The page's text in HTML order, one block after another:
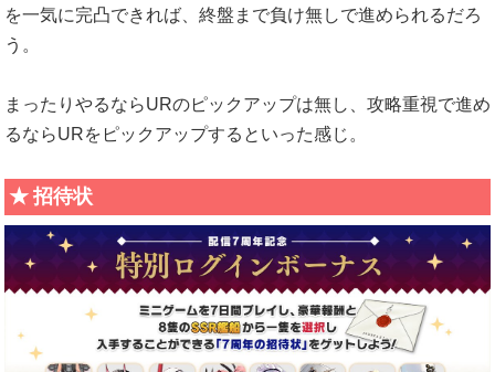
を一気に完凸できれば、終盤まで負け無しで進められるだろ
う。
まったりやるならURのピックアップは無し、攻略重視で進め
るならURをピックアップするといった感じ。
招待状